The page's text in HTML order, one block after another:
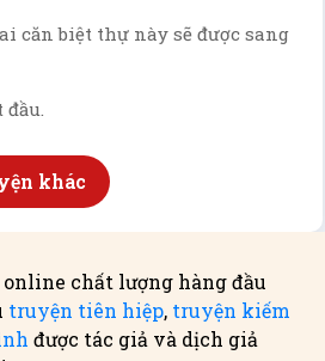
căn biệt thự này sẽ được sang
khác
online chất lượng hàng đầu
truyện tiên hiệp, truyện kiếm
được tác giả và dịch giả